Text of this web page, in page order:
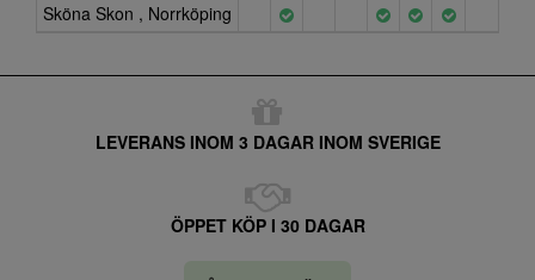
Sköna Skon , Norrköping
LEVERANS INOM 3 DAGAR INOM SVERIGE
ÖPPET KÖP I 30 DAGAR